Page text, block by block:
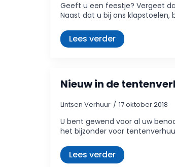
Geeft u een feestje? Vergeet
Naast dat u bij ons klapstoelen,
Lees verder
Nieuw in de
Lintsen Verhuur 17 oktober 2018
U bent gewend voor al uw
het bijzonder voor
Lees verder